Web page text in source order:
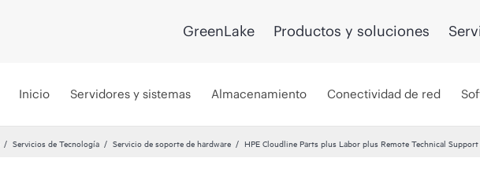
GreenLake Productos y soluciones
Inicio Servidores y sistemas Almacenamiento Conectividad de red
Servicios de Tecnología Servicio de soporte de hardware HPE Cloudline Parts plus Labor plus Remote Technical